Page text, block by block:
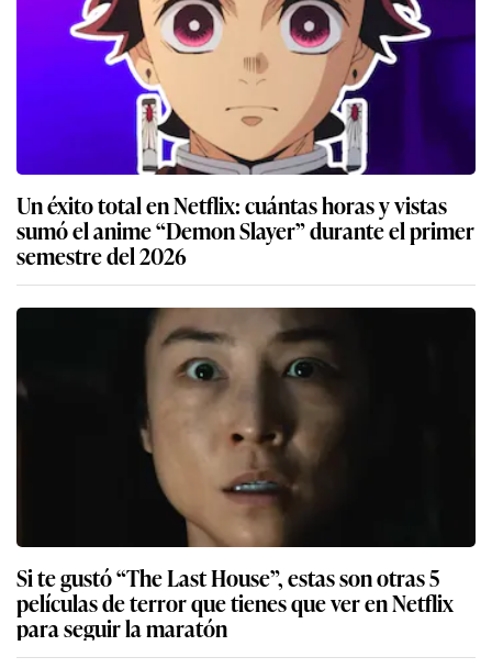
Un éxito total en Netflix: cuántas horas y vistas
sumó el anime “Demon Slayer” durante el primer
semestre del 2026
Si te gustó “The Last House”, estas son otras 5
películas de terror que tienes que ver en Netflix
para seguir la maratón